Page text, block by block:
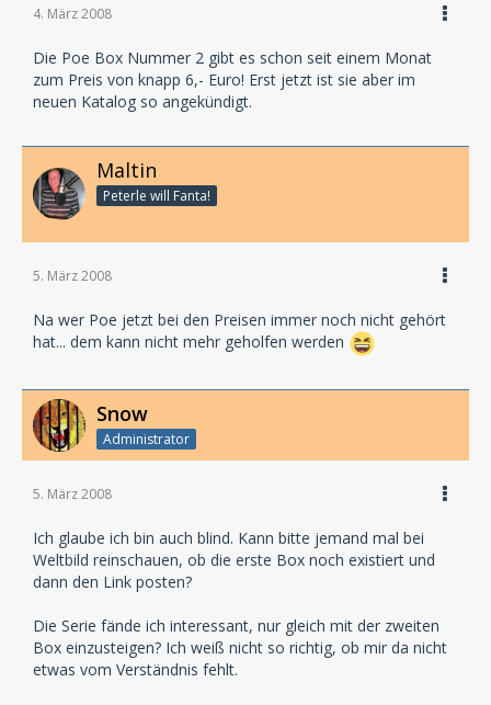
4. März 2008
Die Poe Box Nummer 2 gibt es schon seit einem Monat
zum Preis von knapp 6,- Euro! Erst jetzt ist sie aber im
neuen Katalog so angekündigt.
Maltin
Peterle will Fanta!
5. März 2008
Na wer Poe jetzt bei den Preisen immer noch nicht gehört
hat... dem kann nicht mehr geholfen werden
Snow
Administrator
5. März 2008
Ich glaube ich bin auch blind. Kann bitte jemand mal bei
Weltbild reinschauen, ob die erste Box noch existiert und
dann den Link posten?
Die Serie fände ich interessant, nur gleich mit der zweiten
Box einzusteigen? Ich weiß nicht so richtig, ob mir da nicht
etwas vom Verständnis fehlt.